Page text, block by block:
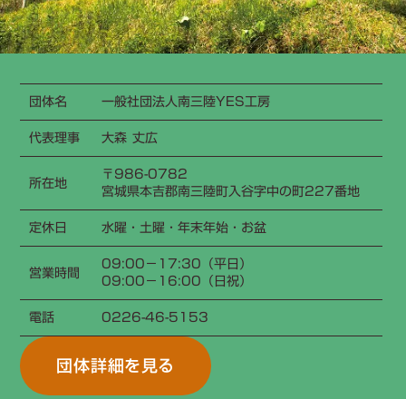
団体名
一般社団法人南三陸YES工房
代表理事
大森 丈広
所在地
〒986-0782
宮城県本吉郡南三陸町入谷字中の町227番地
定休日
水曜・土曜・年末年始・お盆
営業時間
09:00−17:30（平日）
09:00−16:00（日祝）
電話
0226-46-5153
団体詳細を見る